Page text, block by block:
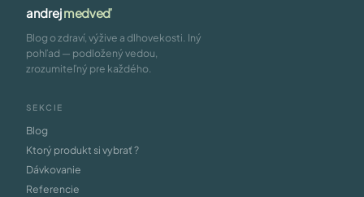
andrejmedveď
Blog o zdraví, výžive a dlhovekosti. Iný
pohľad — podložený vedou,
zrozumiteľný pre každého.
SEKCIE
Blog
Ktorý produkt si vybrať ?
Dávkovanie
Referencie